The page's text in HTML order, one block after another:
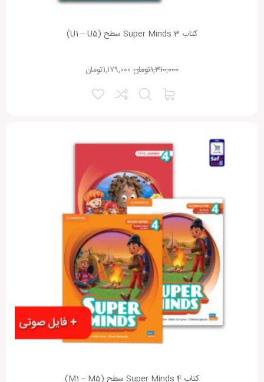
کتاب Super Minds 3 سطح (U1 – U5)
تومان۱,۳۱۰,۰۰۰ تومان۱,۱۷۹,۰۰۰
کتاب Super Minds 4 سطح (M1 – M5)